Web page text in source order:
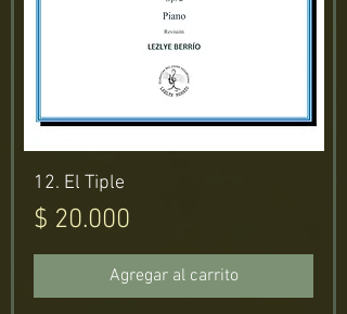
12. El Tiple
Precio
$ 20.000
Agregar al carrito